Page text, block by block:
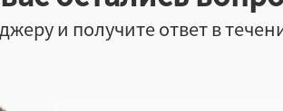
и получите ответ в